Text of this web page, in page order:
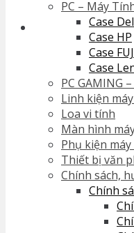
No products in
PC – Máy
Case
Case HP
Case
Case
PC GAMING
Linh kiện
Loa vi tính
Màn hình
Phụ kiện
Thiết bị văn
Chính sách,
Chính